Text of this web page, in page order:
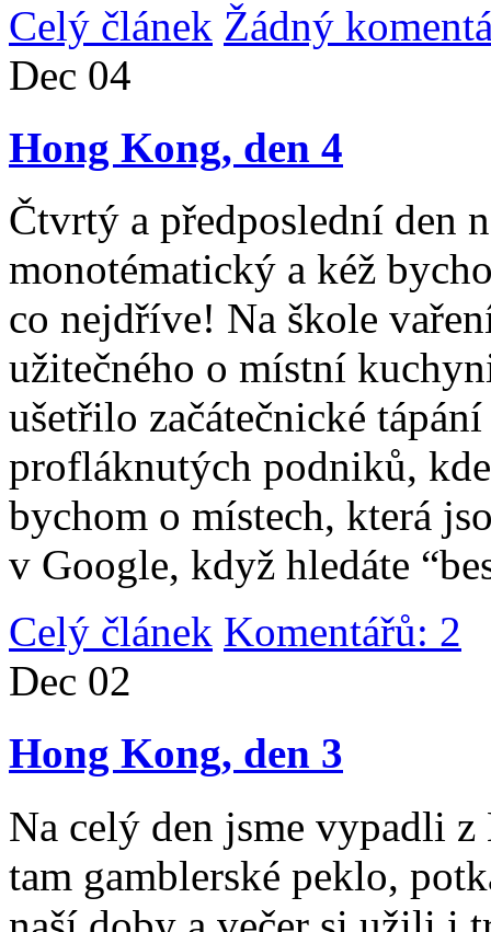
Celý článek Žádný
Dec 04
Hong Kong, den 4
Čtvrtý a předposlední den
monotématický a kéž
co nejdříve! Na škole
užitečného o místní
ušetřilo začátečnické
profláknutých podniků,
bychom o místech, která
v Google, když hledáte
Celý článek Komentářů: 2
Dec 02
Hong Kong, den 3
Na celý den jsme vypadli
tam gamblerské peklo,